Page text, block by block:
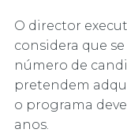
O director
considera que
número de
pretendem
o programa
anos.